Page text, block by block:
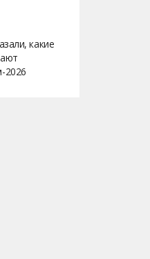
какие
2026